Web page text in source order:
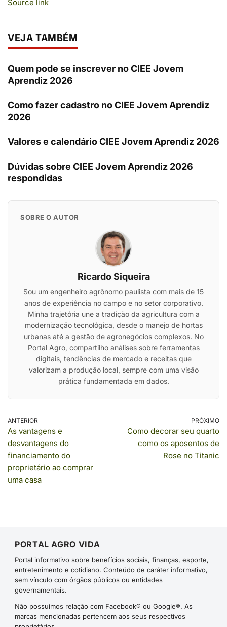
Source link
VEJA TAMBÉM
Quem pode se inscrever no CIEE Jovem
Aprendiz 2026
Como fazer cadastro no CIEE Jovem Aprendiz
2026
Valores e calendário CIEE Jovem Aprendiz 2026
Dúvidas sobre CIEE Jovem Aprendiz 2026
respondidas
SOBRE O AUTOR
Ricardo Siqueira
Sou um engenheiro agrônomo paulista com mais de 15
anos de experiência no campo e no setor corporativo.
Minha trajetória une a tradição da agricultura com a
modernização tecnológica, desde o manejo de hortas
urbanas até a gestão de agronegócios complexos. No
Portal Agro, compartilho análises sobre ferramentas
digitais, tendências de mercado e receitas que
valorizam a produção local, sempre com uma visão
prática fundamentada em dados.
ANTERIOR
As vantagens e
desvantagens do
financiamento do
proprietário ao comprar
uma casa
PRÓXIMO
Como decorar seu quarto
como os aposentos de
Rose no Titanic
PORTAL AGRO VIDA
Portal informativo sobre benefícios sociais, finanças, esporte,
entretenimento e cotidiano. Conteúdo de caráter informativo,
sem vínculo com órgãos públicos ou entidades
governamentais.
Não possuímos relação com Facebook® ou Google®. As
marcas mencionadas pertencem aos seus respectivos